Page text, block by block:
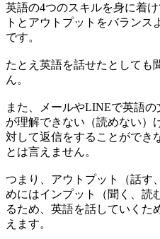
英語の4つのスキルを身に着
トとアウトプットをバラン
です。
たとえ英語を話せたとしても
ん。
また、メールやLINEで英語
が理解できない（読めない）
対して返信をすることができ
とは言えません。
つまり、アウトプット（話す
めにはインプット（聞く、読
るため、英語を話していくた
えます。